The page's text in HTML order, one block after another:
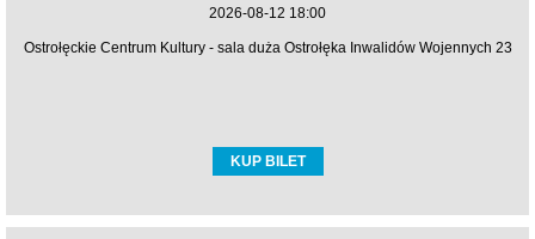
2026-08-12 18:00
Ostrołęckie Centrum Kultury - sala duża Ostrołęka Inwalidów Wojennych 23
KUP BILET